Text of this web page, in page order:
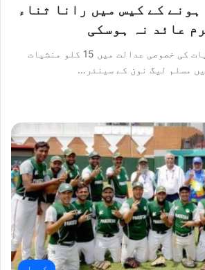
کے کیس میں رانا ثناء
عائد نہ ہوسکی
لاہور کی انسدادِ منشیات کی خصوصی عدالت میں 15 کلو منشیات
مسلم لیگ نون کے سینئر…